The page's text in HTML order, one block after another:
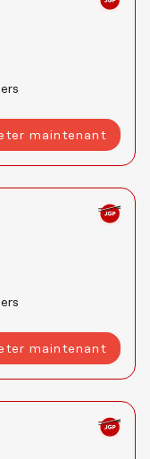
maintenant
maintenant